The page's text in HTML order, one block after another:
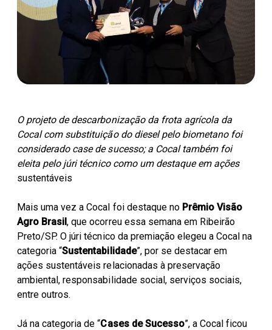
Parceiros Cocal
Unidades
Levedura Seca
O projeto de descarbonização da frota agrícola da
Cocal com substituição do diesel pelo biometano foi
considerado case de sucesso; a Cocal também foi
eleita pelo júri técnico como um destaque em ações
sustentáveis
Mais uma vez a Cocal foi destaque no Prêmio Visão
Agro Brasil, que ocorreu essa semana em Ribeirão
Preto/SP. O júri técnico da premiação elegeu a Cocal na
categoria “Sustentabilidade”, por se destacar em
ações sustentáveis relacionadas à preservação
ambiental, responsabilidade social, serviços sociais,
entre outros.
Já na categoria de “Cases de Sucesso”, a Cocal ficou